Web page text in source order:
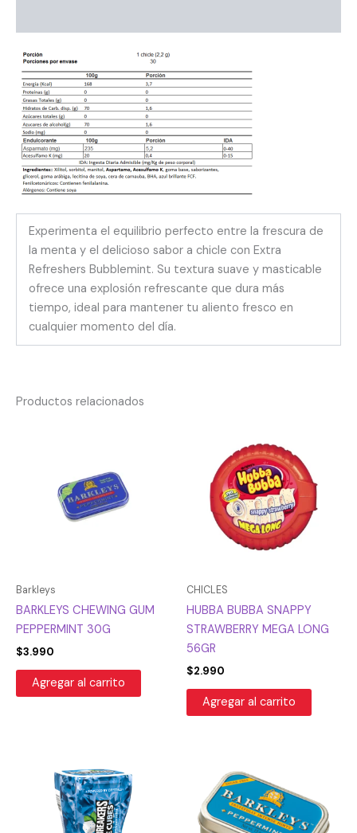
Experimenta el equilibrio perfecto entre la frescura de
la menta y el delicioso sabor a chicle con Extra
Refreshers Bubblemint. Su textura suave y masticable
ofrece una explosión refrescante que dura más
tiempo, ideal para mantener tu aliento fresco en
cualquier momento del día.
Productos relacionados
Barkleys
BARKLEYS CHEWING GUM
PEPPERMINT 30G
$3.990
Agregar al carrito
CHICLES
HUBBA BUBBA SNAPPY
STRAWBERRY MEGA LONG
56GR
$2.990
Agregar al carrito